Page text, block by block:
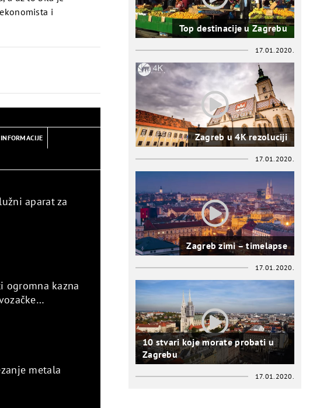
i
aparat za
ogromna kazna
metala
Top destinacije u Zagrebu
17.01.2020.
Zagreb u 4K rezoluciji
17.01.2020.
Zagreb zimi – timelapse
17.01.2020.
10 stvari koje morate probati u
Zagrebu
17.01.2020.